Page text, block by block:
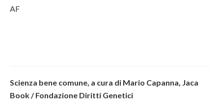
AF
Scienza bene comune, a cura di Mario Capanna, Jaca
Book / Fondazione Diritti Genetici